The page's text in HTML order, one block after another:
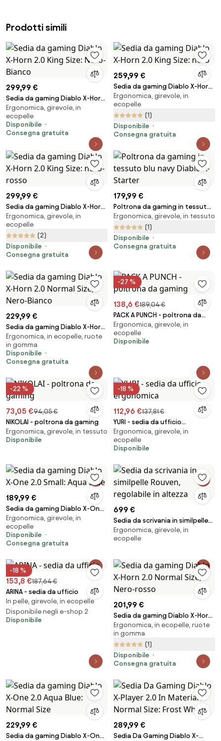
Prodotti simili
299,99 €
Sedia da gaming Diablo X-Horn
2.0 King Size: Nero-Bianco
Ergonomica, girevole, in
ecopelle
Disponibile
Consegna gratuita
259,99 €
Sedia da gaming Diablo X-Horn
2.0 King Size: nero
Ergonomica, girevole, in
ecopelle
(1)
Disponibile
Consegna gratuita
299,99 €
Sedia da gaming Diablo X-Horn
2.0 King Size: nero-rosso
Ergonomica, girevole, in
ecopelle
(2)
Disponibile
Consegna gratuita
179,99 €
Poltrona da gaming in tessuto
blu navy Diablo X-Starter
Ergonomica, girevole, in tessuto
(1)
Disponibile
Consegna gratuita
229,99 €
Sedia da gaming Diablo X-Horn
2.0 Normal Size, Nero-Bianco
Ergonomica, in ecopelle, ruote
in gomma
Disponibile
Consegna gratuita
-27 %
138,6 €189,04 €
PACK A PUNCH - poltrona da
gaming
Ergonomica, girevole, in
ecopelle
Disponibile
-22 %
73,05 €94,05 €
NIKOLAI - poltrona da gaming
Ergonomica, girevole, in tessuto
Disponibile
-18 %
112,96 €137,81 €
YURI - sedia da ufficio
ergonomica
Ergonomica, girevole, in
ecopelle
Disponibile
189,99 €
Sedia da gaming Diablo X-One
2.0 Small: Aqua Blue
Ergonomica, girevole, in
ecopelle
Disponibile
Consegna gratuita
699 €
Sedia da scrivania in similpelle
Rouven, regolabile in altezza
Ergonomica, girevole, in
ecopelle
-18 %
153,8 €187,64 €
ARINA - sedia da ufficio
In pelle, girevole, in ecopelle
Disponibile negli e-shop 2
Disponibile
201,99 €
Sedia da gaming Diablo X-Horn
2.0 Normal Size, Nero-rosso
Ergonomica, in ecopelle, ruote
in gomma
(1)
Disponibile
Consegna gratuita
229,99 €
Sedia da gaming Diablo X-One
289,99 €
Sedia Da Gaming Diablo X-